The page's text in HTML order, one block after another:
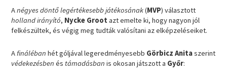
Anégyes döntő legértékesebb játékosának(MVP) választott
holland irányító, Nycke Groot azt emelte ki, hogy nagyon jól
felkészültek, és végig meg tudták valósítani az elképzeléseiket.
Afináléban hét góljával legeredményesebb Görbicz Anitaszerint
védekezésben és támadásban is okosan játszott a Győr: